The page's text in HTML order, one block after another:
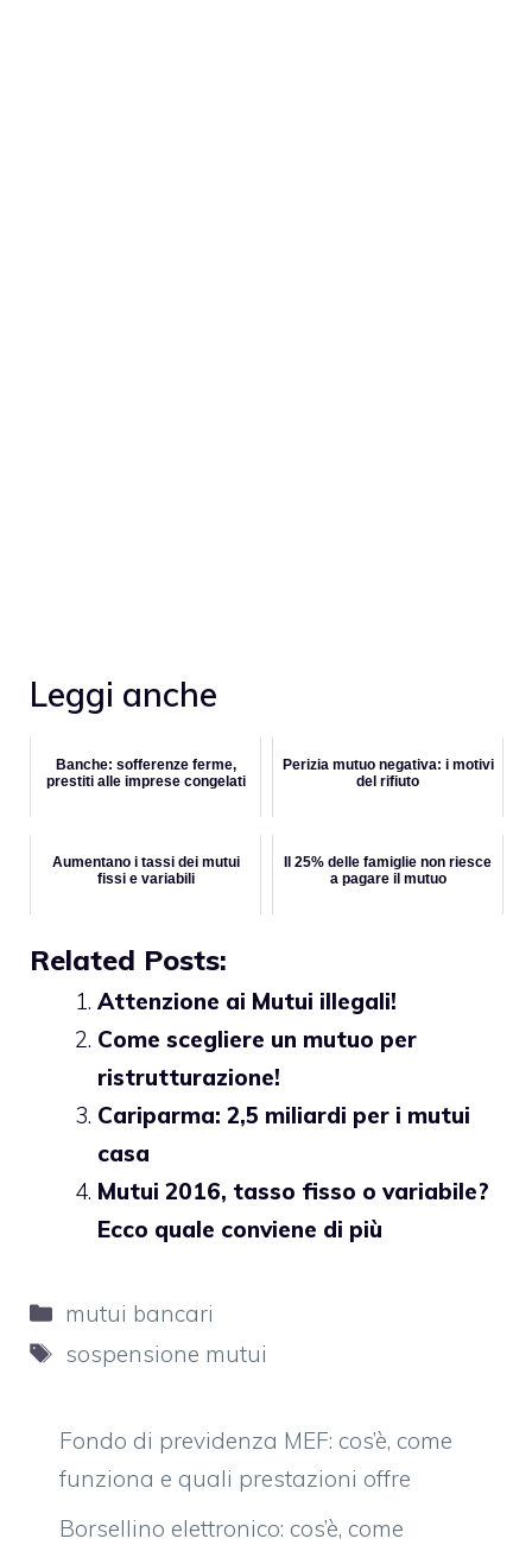
Leggi anche
Banche: sofferenze ferme,
prestiti alle imprese congelati
Perizia mutuo negativa: i motivi
del rifiuto
Aumentano i tassi dei mutui
fissi e variabili
Il 25% delle famiglie non riesce
a pagare il mutuo
Related Posts:
Attenzione ai Mutui illegali!
Come scegliere un mutuo per
ristrutturazione!
Cariparma: 2,5 miliardi per i mutui
casa
Mutui 2016, tasso fisso o variabile?
Ecco quale conviene di più
Categorie
mutui bancari
Tag
sospensione mutui
Fondo di previdenza MEF: cos’è, come
funziona e quali prestazioni offre
Borsellino elettronico: cos’è, come